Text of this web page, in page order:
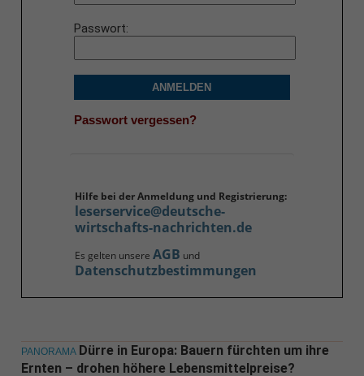
Passwort
ANMELDEN
Passwort vergessen?
Hilfe bei der Anmeldung und Registrierung:
leserservice@deutsche-
wirtschafts-nachrichten.de
Es gelten unsere AGB und
Datenschutzbestimmungen
PANORAMA Dürre in Europa: Bauern fürchten um ihre
Ernten – drohen höhere Lebensmittelpreise?